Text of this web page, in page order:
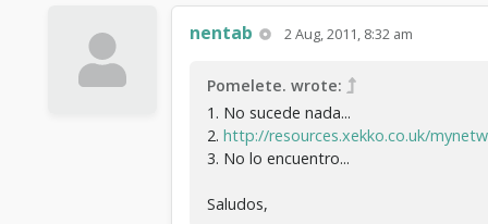
nentab 2 Aug, 2011, 8:32 am
Pomelete. wrote:
1. No sucede nada...
2. http://resources.xekko.co.uk/
3. No lo encuentro...
Saludos,